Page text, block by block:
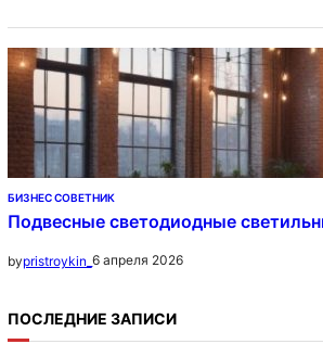
БИЗНЕС СОВЕТНИК
Подвесные светодиодные
bypristroykin_ 6 апреля 2026
ПОСЛЕДНИЕ ЗАПИСИ